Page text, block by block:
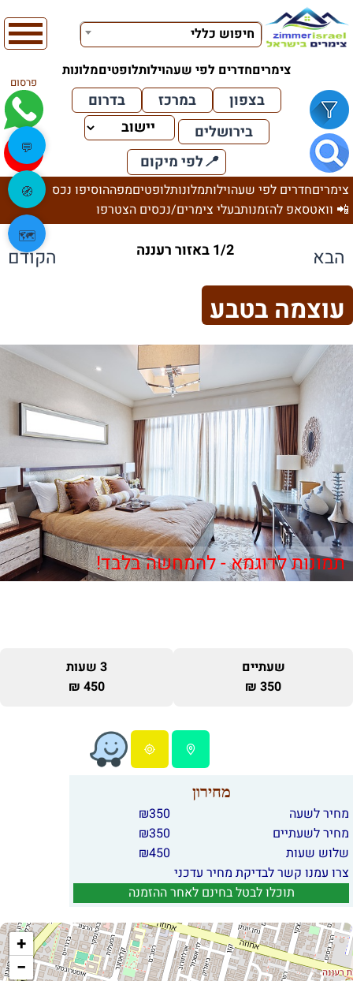
חיפוש כללי
צימריםחדרים לפי שעהוילותלופטיםמלונות
פרסום
בצפון במרכז
בדרום
בירושלים
📍לפי מיקום
צימריםחדרים לפי שעהוילותמלונותלופטיםמפההוסיפו נכס
📲 וואטסאפ להזמנותבעלי צימרים/נכסים הצטרפו
הבא 1/2 באזור רעננה הקודם
עוצמה בטבע
תמונות לדוגמא - להמחשה בלבד!
שעתיים
350 ₪
3 שעות
450 ₪
מחירון
מחיר לשעה 350
₪
מחיר לשעתיים
350
₪
שלוש שעות
450
₪
צרו עמנו קשר לבדיקת מחיר עדכני
תוכלו לבטל בחינם לאחר ההזמנה
+
−
💬
🧭
🗺️